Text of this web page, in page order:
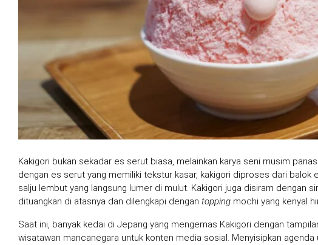
Kakigori bukan sekadar es serut biasa, melainkan karya seni musim
dengan es serut yang memiliki tekstur kasar, kakigori diproses dari
salju lembut yang langsung lumer di mulut. Kakigori juga disiram dengan
dituangkan di atasnya dan dilengkapi dengan topping mochi yang kenyal
Saat ini, banyak kedai di Jepang yang mengemas Kakigori dengan
wisatawan mancanegara untuk konten media sosial. Menyisipkan